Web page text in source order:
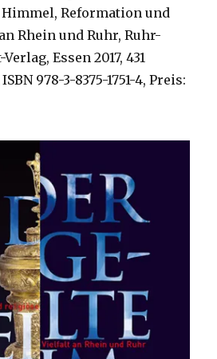
Himmel, Reformation und
Rhein und Ruhr, Ruhr-
Essen 2017, 431
978-3-8375-1751-4, Preis: